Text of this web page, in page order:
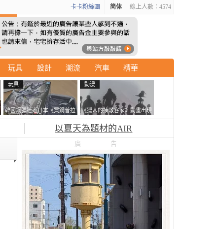
線上人數：4574
简体
卡卡粉絲團
玩具 設計 潮流 汽車 精華
玩具
韓國鋼彈迷遊日本《買鋼普拉
塞不進行李箱》網友們集思廣
動漫
《獵人的揍敵客家》動畫出現
的這個剪影是誰？你是不是忘
記還有這號人物了
以夏天為題材的AIR
廣告